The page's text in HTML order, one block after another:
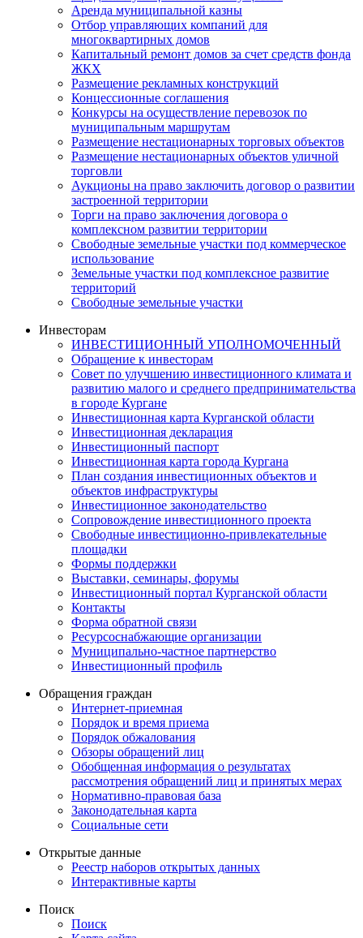
Аренда муниципальной казны
Отбор управляющих компаний для
многоквартирных домов
Капитальный ремонт домов за счет средств фонда
ЖКХ
Размещение рекламных конструкций
Концессионные соглашения
Конкурсы на осуществление перевозок по
муниципальным маршрутам
Размещение нестационарных торговых объектов
Размещение нестационарных объектов уличной
торговли
Аукционы на право заключить договор о развитии
застроенной территории
Торги на право заключения договора о
комплексном развитии территории
Свободные земельные участки под коммерческое
использование
Земельные участки под комплексное развитие
территорий
Свободные земельные участки
Инвесторам
ИНВЕСТИЦИОННЫЙ УПОЛНОМОЧЕННЫЙ
Обращение к инвесторам
Совет по улучшению инвестиционного климата и
развитию малого и среднего предпринимательства
в городе Кургане
Инвестиционная карта Курганской области
Инвестиционная декларация
Инвестиционный паспорт
Инвестиционная карта города Кургана
План создания инвестиционных объектов и
объектов инфраструктуры
Инвестиционное законодательство
Сопровождение инвестиционного проекта
Свободные инвестиционно-привлекательные
площадки
Формы поддержки
Выставки, семинары, форумы
Инвестиционный портал Курганской области
Контакты
Форма обратной связи
Ресурсоснабжающие организации
Муниципально-частное партнерство
Инвестиционный профиль
Обращения граждан
Интернет-приемная
Порядок и время приема
Порядок обжалования
Обзоры обращений лиц
Обобщенная информация о результатах
рассмотрения обращений лиц и принятых мерах
Нормативно-правовая база
Законодательная карта
Социальные сети
Открытые данные
Реестр наборов открытых данных
Интерактивные карты
Поиск
Поиск